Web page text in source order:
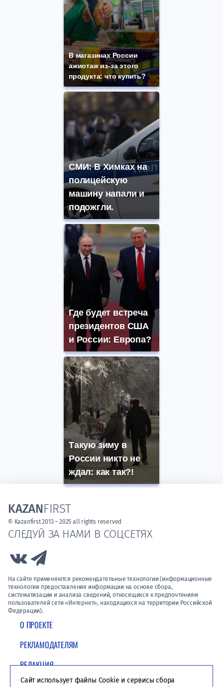
В магазинах России
ажиотаж из-за этого
продукта: что купить?
СМИ: В Химках на
полицейскую
машину напали и
подожгли.
Где будет встреча
президентов США
и России: Европа?
Такую зиму в
России никто не
ждал: как так?!
О ПРОЕКТЕ
РЕКЛАМОДАТЕЛЯМ
РЕДАКЦИЯ
СЛЕДУЙ ЗА НАМИ В СОЦСЕТЯХ
Link to Vk
На сайте применяются рекомендательные технологии (информационные
технологии предоставления информации на основе сбора,
систематизации и анализа сведений, относящихся к предпочтениям
пользователей сети «Интернет», находящихся на территории Российской
Федерации).
KAZANFIRST
© Kazanfirst 2013 – 2025 all rights reserved
Сайт использует файлы Cookie и сервисы сбора